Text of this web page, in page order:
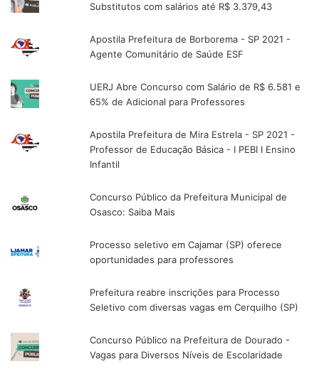
Substitutos com salários até R$ 3.379,43
Apostila Prefeitura de Borborema - SP 2021 -
Agente Comunitário de Saúde ESF
UERJ Abre Concurso com Salário de R$ 6.581 e
65% de Adicional para Professores
Apostila Prefeitura de Mira Estrela - SP 2021 -
Professor de Educação Básica - I PEBI I Ensino
Infantil
Concurso Público da Prefeitura Municipal de
Osasco: Saiba Mais
Processo seletivo em Cajamar (SP) oferece
oportunidades para professores
Prefeitura reabre inscrições para Processo
Seletivo com diversas vagas em Cerquilho (SP)
Concurso Público na Prefeitura de Dourado -
Vagas para Diversos Níveis de Escolaridade